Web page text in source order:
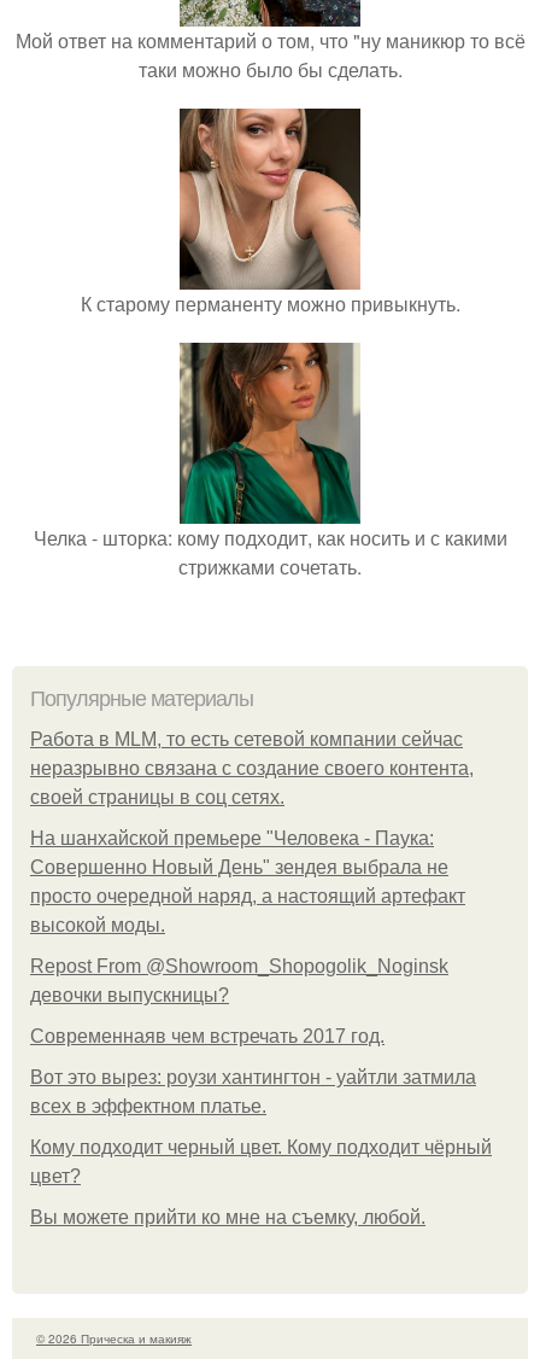
Мой ответ на комментарий о том, что "ну маникюр то всё
таки можно было бы сделать.
К старому перманенту можно привыкнуть.
Челка - шторка: кому подходит, как носить и с какими
стрижками сочетать.
Популярные материалы
Работа в MLM, то есть сетевой компании сейчас
неразрывно связана с создание своего контента,
своей страницы в соц сетях.
На шанхайской премьере "Человека - Паука:
Совершенно Новый День" зендея выбрала не
просто очередной наряд, а настоящий артефакт
высокой моды.
Repost From @Showroom_Shopogolik_Noginsk
девочки выпускницы?
Современнаяв чем встречать 2017 год.
Вот это вырез: роузи хантингтон - уайтли затмила
всех в эффектном платьe.
Кому подходит черный цвет. Кому подходит чёрный
цвет?
Вы можете прийти ко мне на съемку, любой.
© 2026 Прическа и макияж